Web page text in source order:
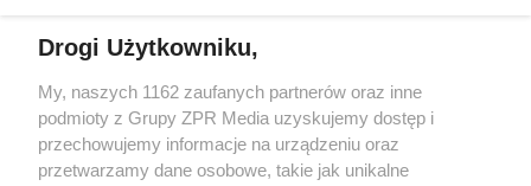
Drogi Użytkowniku,
My, naszych 1162 zaufanych partnerów oraz inne
podmioty z Grupy ZPR Media uzyskujemy dostęp i
przechowujemy informacje na urządzeniu oraz
przetwarzamy dane osobowe, takie jak unikalne